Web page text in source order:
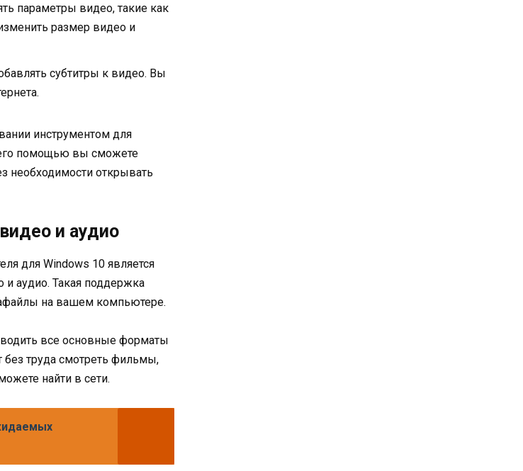
параметры видео, такие как
размер видео и
субтитры к видео. Вы
инструментом для
его помощью вы сможете
необходимости открывать
и аудио
для Windows 10 является
аудио. Такая поддержка
на вашем компьютере.
все основные форматы
без труда смотреть фильмы,
найти в сети.